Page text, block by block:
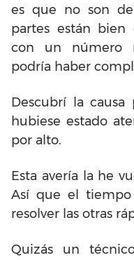
es que no son
partes están bien
con un número
podría haber
Descubrí la
hubiese estado
por alto.
Esta avería la he
Así que el
resolver las otras
Quizás un